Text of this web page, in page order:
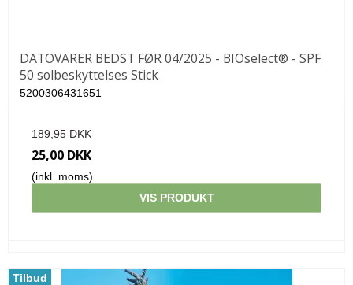
DATOVARER BEDST FØR 04/2025 - BIOselect® - SPF
50 solbeskyttelses Stick
5200306431651
189,95 DKK
25,00 DKK
(inkl. moms)
VIS PRODUKT
Tilbud